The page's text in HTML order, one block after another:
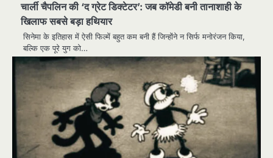
चार्ली चैपलिन की ‘द ग्रेट डिक्टेटर’: जब कॉमेडी बनी तानाशाही के
खिलाफ सबसे बड़ा हथियार
सिनेमा के इतिहास में ऐसी फिल्में बहुत कम बनी हैं जिन्होंने न सिर्फ मनोरंजन किया,
बल्कि एक पूरे युग को…